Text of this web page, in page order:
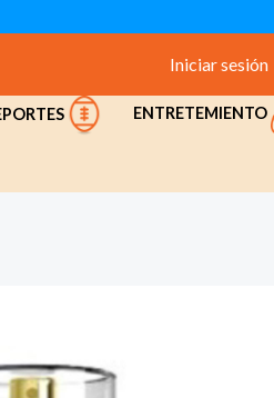
Iniciar sesión
ENTRETEMIENTO